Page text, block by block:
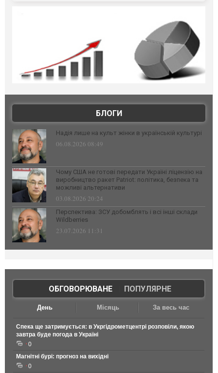
БЛОГИ
Надія лише на культ жінки в українській культурі
06.08.2026 08:49
Чому США не готові передати Україні ліцензію на
виробництво ракет Patriot: політика, безпека та
можливі альтернативи
03.08.2026 20:24
Перспектива: ЗСУ добомблять і всі інші склади
Wildberries
23.07.2026 11:31
ОБГОВОРЮВАНЕ| ПОПУЛЯРНЕ
День Місяць За весь час
Спека ще затримується: в Укргідрометцентрі розповіли, якою
завтра буде погода в Україні
0
Магнітні бурі: прогноз на вихідні
0